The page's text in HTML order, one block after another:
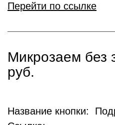
Перейти по ссылке
Микрозаем без
руб.
Название кнопки: